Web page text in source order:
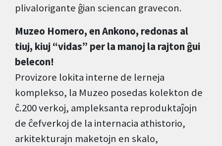
plivalorigante ĝian sciencan gravecon.
Muzeo Homero, en Ankono, redonas al
tiuj, kiuj “vidas” per la manoj la rajton ĝui
belecon!
Provizore lokita interne de lerneja
komplekso, la Muzeo posedas kolekton de
ĉ.200 verkoj, ampleksanta reproduktaĵojn
de ĉefverkoj de la internacia athistorio,
arkitekturajn maketojn en skalo,